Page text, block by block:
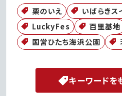
栗のいえ
いばらきス
LuckyFes
百里基地
国営ひたち海浜公園
キーワードを